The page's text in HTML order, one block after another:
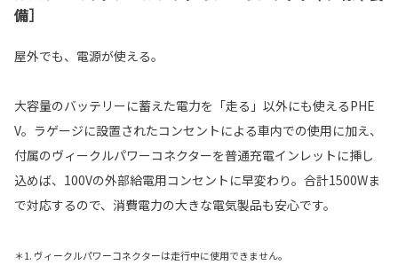
備］
屋外でも、電源が使える。
大容量のバッテリーに蓄えた電力を「走る」以外にも使えるPHE
V。ラゲージに設置されたコンセントによる車内での使用に加え、
付属のヴィークルパワーコネクターを普通充電インレットに挿し
込めば、100Vの外部給電用コンセントに早変わり。合計1500Wま
で対応するので、消費電力の大きな電気製品も安心です。
＊1. ヴィークルパワーコネクターは走行中に使用できません。